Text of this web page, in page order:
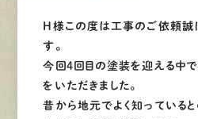
H様この度は工事のご依頼誠
す。
今回4回目の塗装を迎える中
をいただきました。
昔から地元でよく知っている